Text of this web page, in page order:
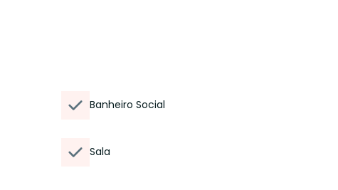
Banheiro Social
Sala